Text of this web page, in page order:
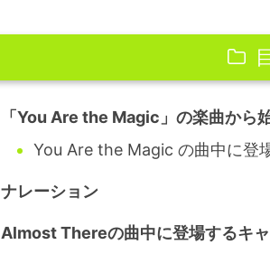
「You Are the Magic」の楽曲から
You Are the Magic の曲中に登
ナレーション
Almost Thereの曲中に登場するキ